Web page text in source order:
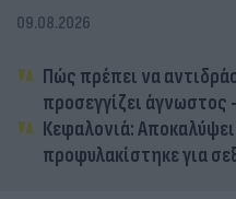
09.08.2026
Πώς πρέπει να
προσεγγίζει άγνωστος
Κεφαλονιά:
προφυλακίστηκε για